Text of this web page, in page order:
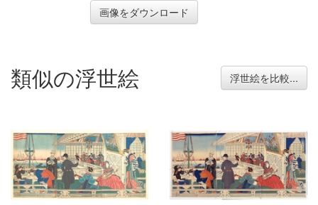
画像をダウンロード
類似の浮世絵 浮世絵を比較...